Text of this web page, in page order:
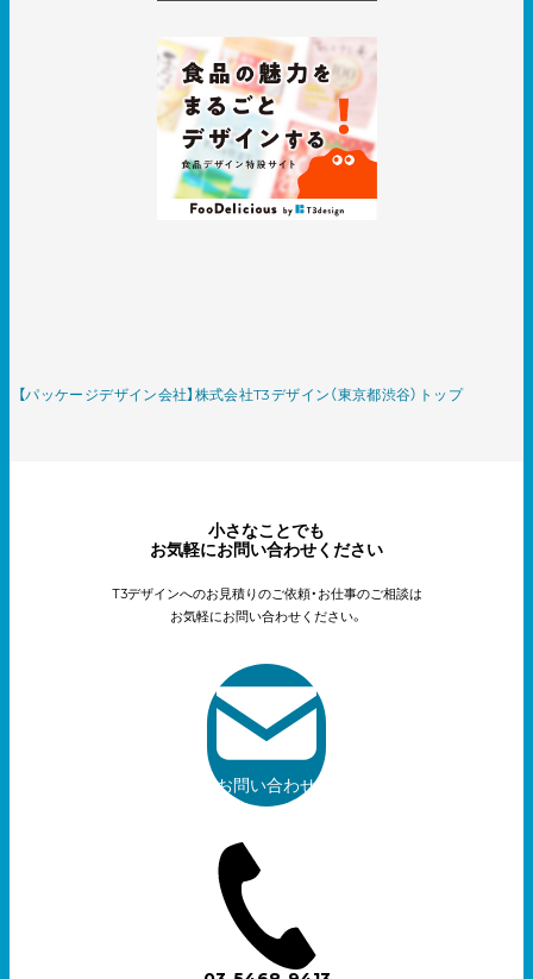
【パッケージデザイン会社】株式会社T3デザイン（東京都渋谷）トップ
小さなことでも
お気軽にお問い合わせください
T3デザインへのお見積りのご依頼・お仕事のご相談は
お気軽にお問い合わせください。
お問い合わせ